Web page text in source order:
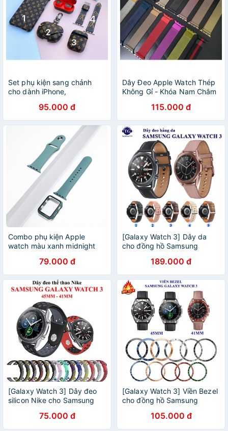
Set phụ kiện sang chảnh
cho dành iPhone,
95.000 đ
Dây Đeo Apple Watch Thép
Không Gỉ - Khóa Nam Châm
Series 5/4/3/2/1 - hàng phụ
kiện
115.000 đ
Combo phụ kiện Apple
watch màu xanh midnight
79.000 đ
[Galaxy Watch 3] Dây da
cho đồng hồ Samsung
189.000 đ
[Galaxy Watch 3] Dây đeo
silicon Nike cho Samsung
75.000 đ
[Galaxy Watch 3] Viền Bezel
cho đồng hồ Samsung
105.000 đ